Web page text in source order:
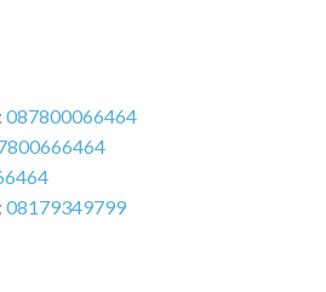
087800066464
08179349799